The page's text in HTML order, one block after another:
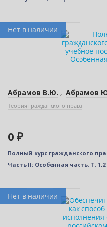
Нет в наличии
Абрамов В.Ю. , Абрамов
Теория гражданского права
0 ₽
Полный курс гражданского
Часть II: Особенная часть. Т. 1,2
Нет в наличии